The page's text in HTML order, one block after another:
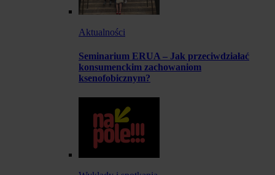
Aktualności
Seminarium ERUA – Jak przeciwdziałać
konsumenckim zachowaniom
ksenofobicznym?